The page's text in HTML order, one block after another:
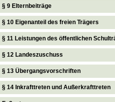
§ 9 Elternbeiträge
§ 10 Eigenanteil des freien Trägers
§ 11 Leistungen des öffentlichen
§ 12 Landeszuschuss
§ 13 Übergangsvorschriften
§ 14 Inkrafttreten und Außerkrafttreten